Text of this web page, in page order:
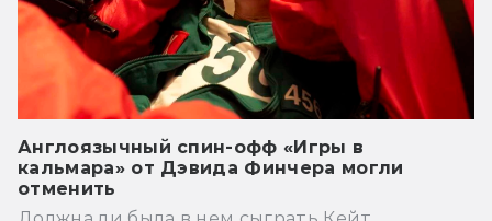
Англоязычный спин-офф «Игры в
кальмара» от Дэвида Финчера могли
отменить